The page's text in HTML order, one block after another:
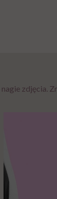
nagie zdjęcia.